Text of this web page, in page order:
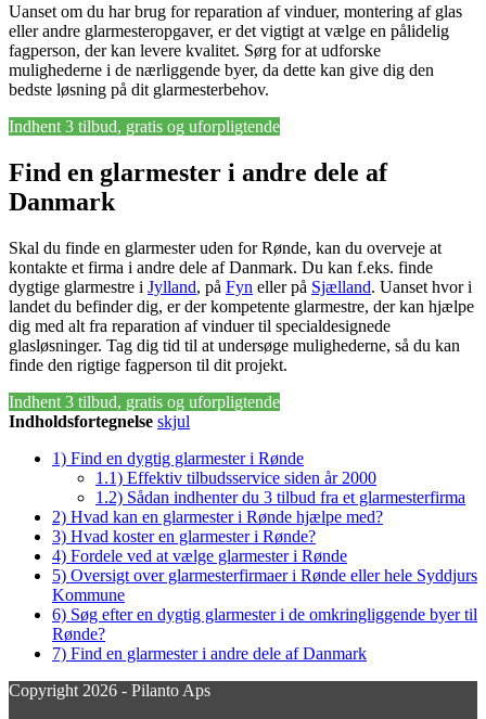
Uanset om du har brug for reparation af vinduer, montering af glas
eller andre glarmesteropgaver, er det vigtigt at vælge en pålidelig
fagperson, der kan levere kvalitet. Sørg for at udforske
mulighederne i de nærliggende byer, da dette kan give dig den
bedste løsning på dit glarmesterbehov.
Indhent 3 tilbud, gratis og uforpligtende
Find en glarmester i andre dele af
Danmark
Skal du finde en glarmester uden for Rønde, kan du overveje at
kontakte et firma i andre dele af Danmark. Du kan f.eks. finde
dygtige glarmestre i Jylland, på Fyn eller på Sjælland. Uanset hvor i
landet du befinder dig, er der kompetente glarmestre, der kan hjælpe
dig med alt fra reparation af vinduer til specialdesignede
glasløsninger. Tag dig tid til at undersøge mulighederne, så du kan
finde den rigtige fagperson til dit projekt.
Indhent 3 tilbud, gratis og uforpligtende
Indholdsfortegnelse skjul
1) Find en dygtig glarmester i Rønde
1.1) Effektiv tilbudsservice siden år 2000
1.2) Sådan indhenter du 3 tilbud fra et glarmesterfirma
2) Hvad kan en glarmester i Rønde hjælpe med?
3) Hvad koster en glarmester i Rønde?
4) Fordele ved at vælge glarmester i Rønde
5) Oversigt over glarmesterfirmaer i Rønde eller hele Syddjurs
Kommune
6) Søg efter en dygtig glarmester i de omkringliggende byer til
Rønde?
7) Find en glarmester i andre dele af Danmark
Copyright 2026 - Pilanto Aps